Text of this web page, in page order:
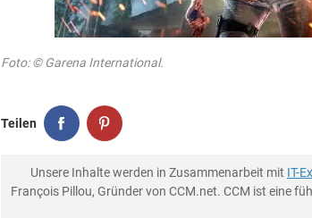
Foto: © Garena International.
Teilen
Unsere Inhalte werden in Zusammenarbeit mit IT-
François Pillou, Gründer von CCM.net. CCM ist eine